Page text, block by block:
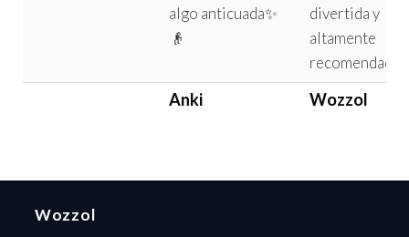
algo anticuada✨
👴
divertida y
altamente
recomendada.
Anki Wozzol
Wozzol